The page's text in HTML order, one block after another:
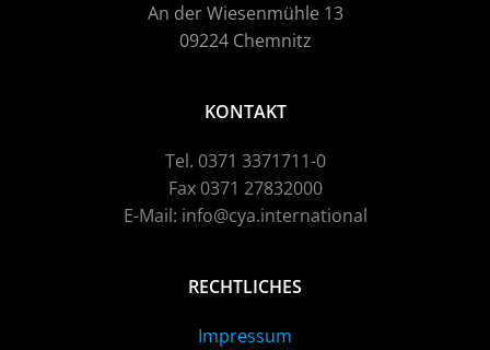
An der Wiesenmühle 13
09224 Chemnitz
KONTAKT
Tel. 0371 3371711-0
Fax 0371 27832000
E-Mail: info@cya.international
RECHTLICHES
Impressum